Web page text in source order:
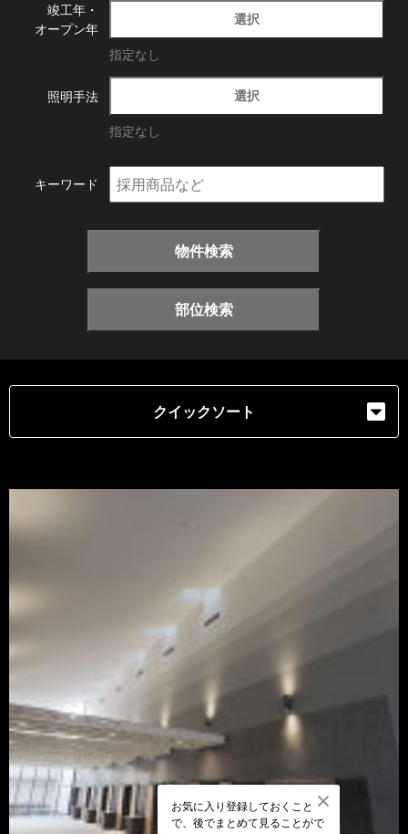
竣工年・
オープン年
選択
指定なし
照明手法 選択
指定なし
キーワード
物件検索
部位検索
クイックソート
お気に入り登録しておくこと
で、後でまとめて見ることがで